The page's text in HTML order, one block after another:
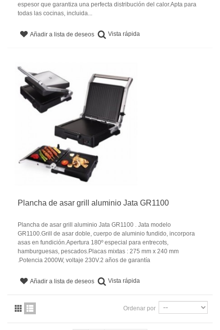
espesor que garantiza una perfecta distribución del calor.Apta para
todas las cocinas, incluida...
Añadir a lista de deseos Vista rápida
Plancha de asar grill aluminio Jata GR1100
Plancha de asar grill aluminio Jata GR1100 . Jata modelo
GR1100.Grill de asar doble, cuerpo de aluminio fundido, incorpora
asas en fundición.Apertura 180º especial para entrecots,
hamburguesas, pescados.Placas mixtas : 275 mm x 240 mm
.Potencia 2000W, voltaje 230V.2 años de garantía
Añadir a lista de deseos Vista rápida
Ordenar por